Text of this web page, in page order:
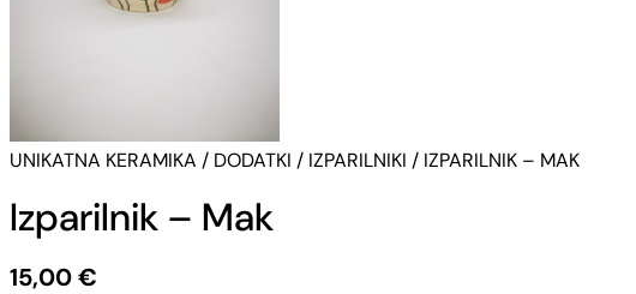
UNIKATNA KERAMIKA / DODATKI / IZPARILNIKI / IZPARILNIK – MAK
Izparilnik – Mak
15,00€